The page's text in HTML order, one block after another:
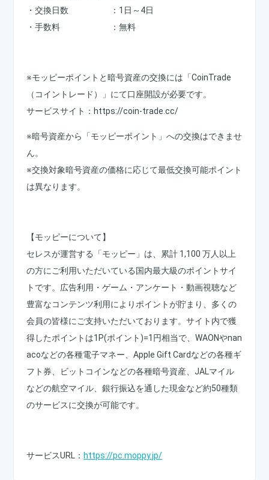
・交換日数 ：1日～4日
・手数料 ：無料
※モッピーポイントと暗号資産の交換には「CoinTrade
（コイントレード）」にて口座開設が必要です。
サービスサイト：https://coin-trade.cc/
※暗号資産から「モッピーポイント」への交換はできませ
ん。
※交換対象暗号資産の価格に応じて最低交換可能ポイント
は異なります。
【モッピーについて】
セレスが運営する「モッピー」は、累計 1,100 万人以上
の方にご利用いただいている国内最大級のポイントサイ
トです。広告利用・ゲーム・アンケート・動画視聴など
豊富なコンテンツ利用によりポイントが貯まり、多くの
会員の皆様にご支持いただいております。サイト内で獲
得したポイントは1P(ポイント)=1円相当で、WAONやnan
acoなどの各種電子マネー、Apple Gift Cardなどの各種ギ
フト券、ビットコインなどの各種暗号資産、JALマイル
などの航空マイル、銀行振込を通した現金など約50種類
のサービスに交換が可能です。
サービスURL： https://pc.moppy.jp/